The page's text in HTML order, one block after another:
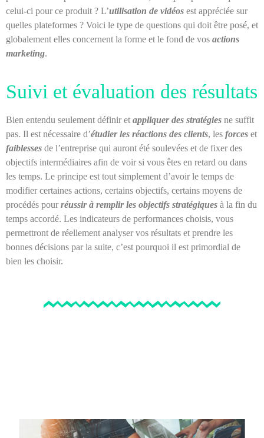
celui-ci pour ce produit ? L’utilisation de vidéos est appréciée sur
quelles plateformes ? Voici le type de questions qui doit être posé, et
globalement elles concernent la forme et le fond de vos actions
marketing.
Suivi et évaluation des résultats
Bien entendu seulement définir et appliquer des stratégies ne suffit
pas. Il est nécessaire d’étudier les réactions des clients, les forces et
faiblesses de l’entreprise qui auront été soulevées et de fixer des
objectifs intermédiaires afin de voir si vous êtes en retard ou dans
les temps. Le principe est tout simplement d’avoir le temps de
modifier certaines actions, certains objectifs, certains moyens de
procédés pourréussir à remplir les objectifs stratégiques à la fin du
temps accordé. Les indicateurs de performances choisis, vous
permettront de réellement analyser vos résultats et prendre les
bonnes décisions par la suite, c’est pourquoi il est primordial de
bien les choisir.